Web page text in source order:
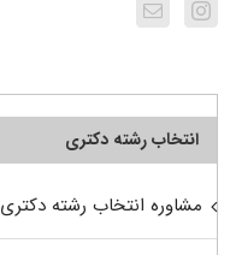
انتخاب رشته دکتری
مشاوره انتخاب رشته دکتری